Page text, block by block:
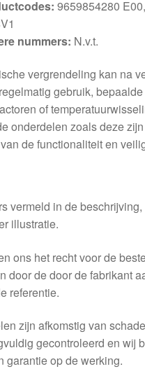
9659854280
nummers: N.v.t.
vergrendeling kan na
gebruik, bepaalde
of
onderdelen zoals deze
de functionaliteit en
vermeld in de
illustratie.
ons het recht voor de
door de door de fabrikant
referentie.
zijn afkomstig van
gecontroleerd en wij
garantie op de werking.